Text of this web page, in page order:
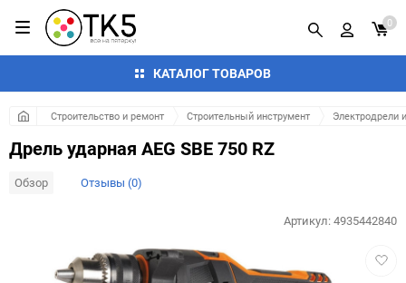
КАТАЛОГ ТОВАРОВ
0
Строительство и ремонт Строительный инструмент Электродрели
Дрель ударная AEG SBE 750 RZ
Обзор Отзывы (0)
Артикул:4935442840